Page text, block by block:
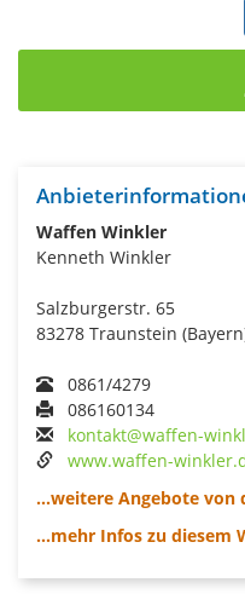
Waffen Winkler
Kenneth Winkler
Salzburgerstr. 65
83278 Traunstein
0861/4279
086160134
kontakt@waffen-
www.waffen-
...weitere Angebote von
...mehr Infos zu diesem